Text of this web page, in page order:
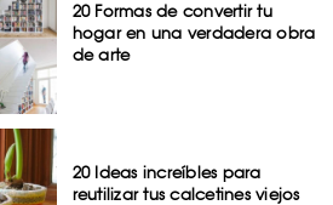
20 Formas de convertir tu
hogar en una verdadera obra
de arte
20 Ideas increíbles para
reutilizar tus calcetines viejos